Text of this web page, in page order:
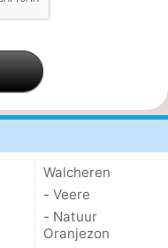
Walcheren
- Veere
- Natuur
Oranjezon